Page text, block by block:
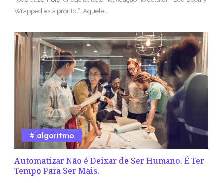
Wrapped está pronto!”. Aquele...
Automatizar Não é Deixar de Ser Humano. É Ter
Tempo Para Ser Mais.
algoritmo